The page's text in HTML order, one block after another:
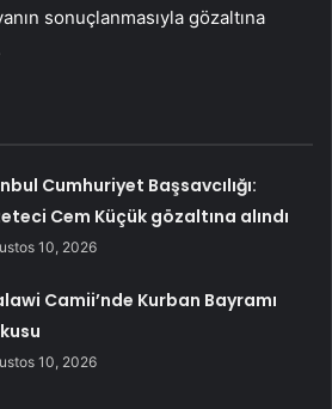
sonuçlanmasıyla gözaltına
Cumhuriyet Başsavcılığı:
Cem Küçük gözaltına alındı
10, 2026
Camii’nde Kurban Bayramı
10, 2026